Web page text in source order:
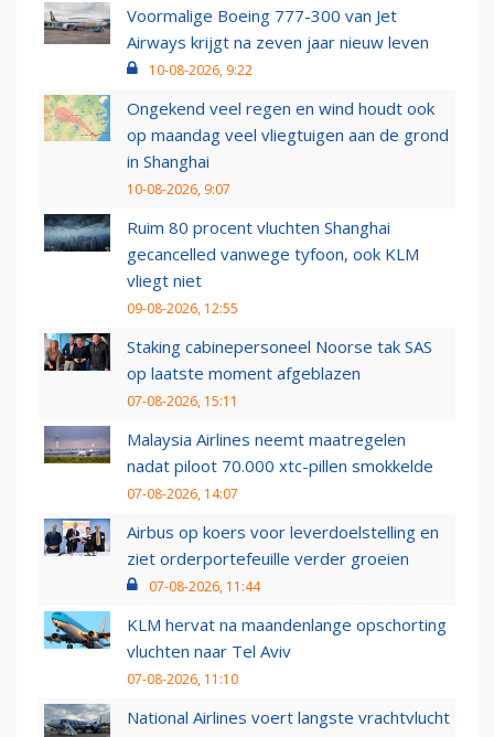
Voormalige Boeing 777-300 van Jet
Airways krijgt na zeven jaar nieuw leven
10-08-2026, 9:22
Ongekend veel regen en wind houdt ook
op maandag veel vliegtuigen aan de grond
in Shanghai
10-08-2026, 9:07
Ruim 80 procent vluchten Shanghai
gecancelled vanwege tyfoon, ook KLM
vliegt niet
09-08-2026, 12:55
Staking cabinepersoneel Noorse tak SAS
op laatste moment afgeblazen
07-08-2026, 15:11
Malaysia Airlines neemt maatregelen
nadat piloot 70.000 xtc-pillen smokkelde
07-08-2026, 14:07
Airbus op koers voor leverdoelstelling en
ziet orderportefeuille verder groeien
07-08-2026, 11:44
KLM hervat na maandenlange opschorting
vluchten naar Tel Aviv
07-08-2026, 11:10
National Airlines voert langste vrachtvlucht